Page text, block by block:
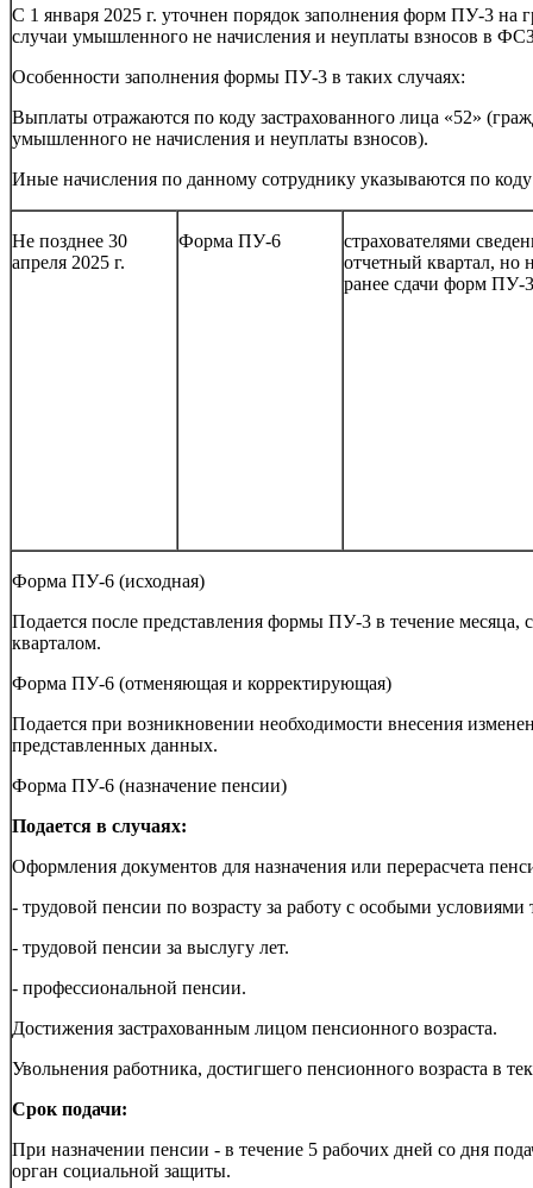
С 1 января 2025 г. уточнен порядок заполнения форм ПУ-3 на
случаи умышленного не начисления и неуплаты взносов в
Особенности заполнения формы ПУ-3 в таких случаях:
Выплаты отражаются по коду застрахованного лица «52»
умышленного не начисления и неуплаты взносов).
Иные начисления по данному сотруднику указываются по коду
Не позднее 30
апреля 2025 г.
Форма ПУ-6
страхователями
отчетный квартал, но
ранее сдачи форм ПУ-3
Форма ПУ-6 (исходная)
Подается после представления формы ПУ-3 в течение месяца,
кварталом.
Форма ПУ-6 (отменяющая и корректирующая)
Подается при возникновении необходимости внесения
представленных данных.
Форма ПУ-6 (назначение пенсии)
Подается в случаях:
Оформления документов для назначения или перерасчета
- трудовой пенсии по возрасту за работу с особыми условиями
- трудовой пенсии за выслугу лет.
- профессиональной пенсии.
Достижения застрахованным лицом пенсионного возраста.
Увольнения работника, достигшего пенсионного возраста в
Срок подачи:
При назначении пенсии - в течение 5 рабочих дней со дня
орган социальной защиты.